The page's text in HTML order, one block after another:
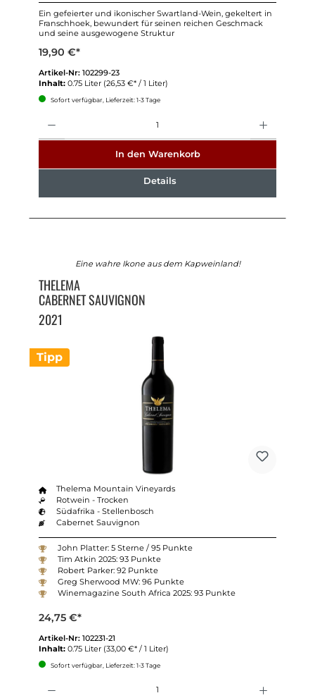
Ein gefeierter und ikonischer Swartland-Wein, gekeltert in
Franschhoek, bewundert für seinen reichen Geschmack
und seine ausgewogene Struktur
19,90 €*
Artikel-Nr: 102299-23
Inhalt: 0.75 Liter (26,53 €* / 1 Liter)
Sofort verfügbar, Lieferzeit: 1-3 Tage
In den Warenkorb
Details
Tipp
Eine wahre Ikone aus dem Kapweinland!
THELEMA
CABERNET SAUVIGNON
2021
Thelema Mountain Vineyards
Rotwein - Trocken
Südafrika - Stellenbosch
Cabernet Sauvignon
John Platter: 5 Sterne / 95 Punkte
Tim Atkin 2025: 93 Punkte
Robert Parker: 92 Punkte
Greg Sherwood MW: 96 Punkte
Winemagazine South Africa 2025: 93 Punkte
24,75 €*
Artikel-Nr: 102231-21
Inhalt: 0.75 Liter (33,00 €* / 1 Liter)
Sofort verfügbar, Lieferzeit: 1-3 Tage